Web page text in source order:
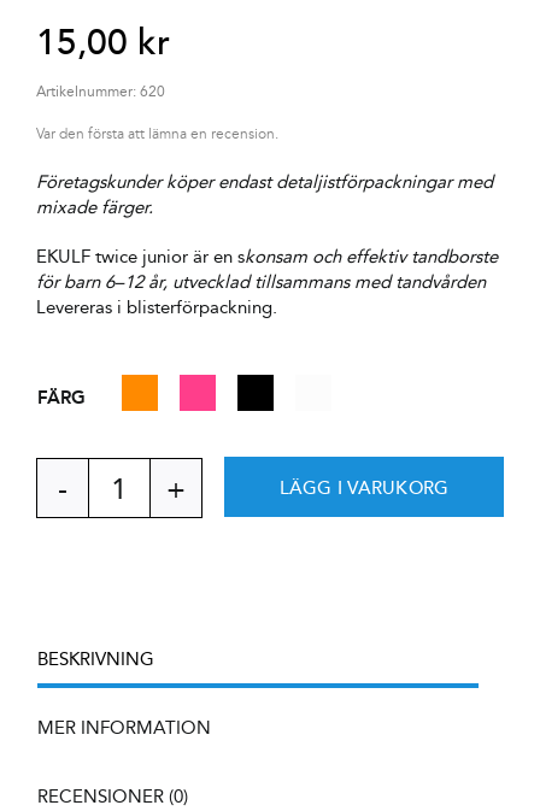
15,00 kr
Artikelnummer:620
Var den första att lämna en recension.
Företagskunder köper endast detaljistförpackningar med
mixade färger.
EKULF twice junior är en skonsam och effektiv tandborste
för barn 6–12 år, utvecklad tillsammans med tandvården
Levereras i blisterförpackning.
FÄRG
EKULF
twice
LÄGG I VARUKORG
BESKRIVNING
MER INFORMATION
RECENSIONER (0)